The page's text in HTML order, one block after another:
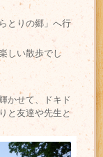
とりの郷」へ行
しい散歩でし
かせて、ドキド
と友達や先生と